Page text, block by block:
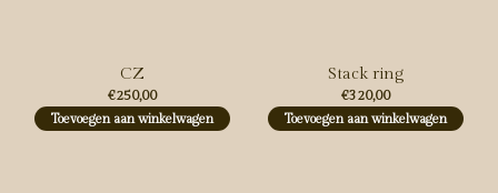
CZ
€250,00
Toevoegen aan winkelwagen
Stack ring
€320,00
Toevoegen aan winkelwagen